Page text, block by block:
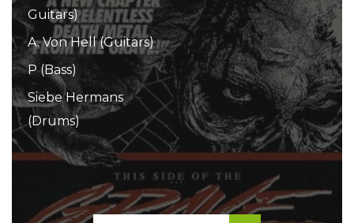
Guitars)
A. Von Hell (Guitars)
P (Bass)
Siebe Hermans
(Drums)
...